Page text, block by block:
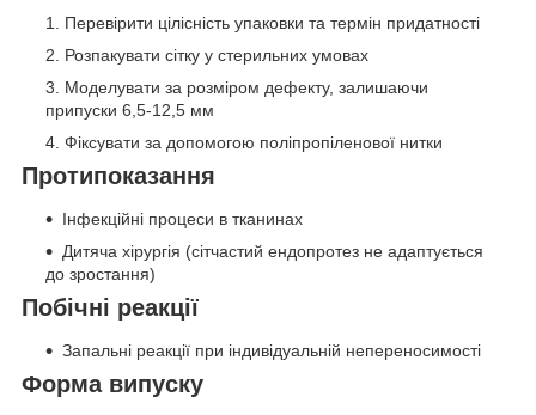
Перевірити цілісність упаковки та термін придатності
Розпакувати сітку у стерильних умовах
Моделувати за розміром дефекту, залишаючи
припуски 6,5-12,5 мм
Фіксувати за допомогою поліпропіленової нитки
Протипоказання
Інфекційні процеси в тканинах
Дитяча хірургія (сітчастий ендопротез не адаптується
до зростання)
Побічні реакції
Запальні реакції при індивідуальній непереносимості
Форма випуску